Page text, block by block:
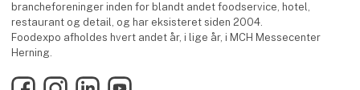
brancheforeninger inden for blandt andet foodservice, hotel,
restaurant og detail, og har eksisteret siden 2004.
Foodexpo afholdes hvert andet år, i lige år, i MCH Messecenter
Herning.
FacebookInstagramLinkedInYouTube